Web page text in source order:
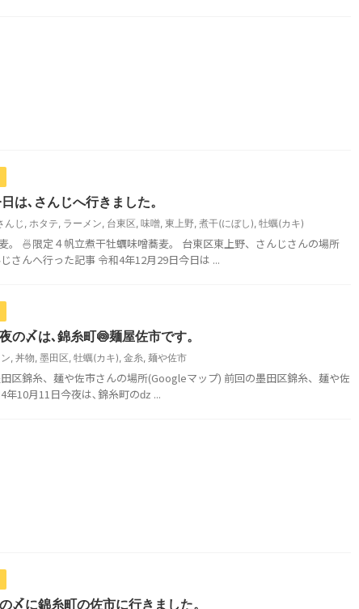
は､さんじへ行きました。
んじ , ホタテ, ラーメン, 台東区, 味噌, 東上野, 煮干(にぼし), 牡蠣(カキ)
。 🍜限定４帆立煮干牡蠣味噌蕎麦。 台東区東上野、さんじさんの場所
さんへ行った記事 令和4年12月29日今日は ...
の〆は､錦糸町🍥麺屋佐市です。
, 丼物, 墨田区, 牡蠣(カキ), 金糸, 麺や佐市
区錦糸、麺や佐市さんの場所(Googleマップ) 前回の墨田区錦糸、麺や佐
年10月11日今夜は､錦糸町のǳ ...
〆に錦糸町の佐市に行きました。